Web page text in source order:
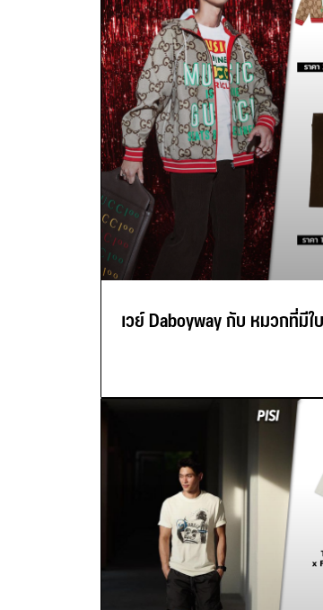
เวย์ Daboyway กับ หมวกที่มีใ